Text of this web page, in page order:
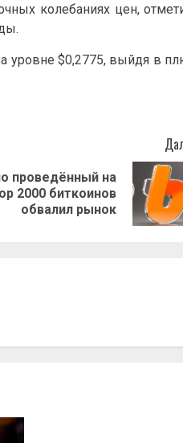
колебаниях цен,
уровне $0,2775, выйдя в
проведённый на
2000 биткоинов
обвалил рынок